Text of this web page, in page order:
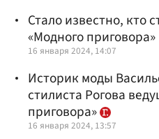
Стало известно, кто
«Модного приговора»
16 января 2024, 14:07
Историк моды
стилиста Рогова
приговора»
16 января 2024, 13:57